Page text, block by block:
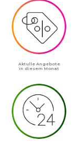
Aktulle Angebote
in diesem Monat